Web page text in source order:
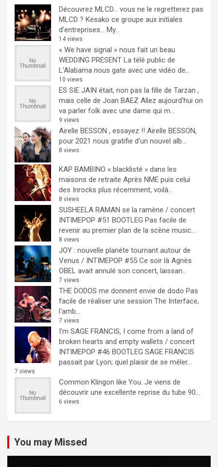
Découvrez MLCD… vous ne le regretterez pas
MLCD ? Kesako ce groupe aux initiales
d’entreprises… My...
14 views
« We have signal » nous fait un beau
WEDDING PRESENT La télé public de
L'Alabama nous gate avec une vidéo de...
10 views
ES SIE JAIN était, non pas la fille de Tarzan ,
mais celle de Joan BAEZ Allez aujourd'hui on
va parler folk avec une dame qui m...
9 views
Airelle BESSON , essayez !! Airelle BESSON,
pour 2021 nous gratifie d'un nouvel alb...
8 views
KAP BAMBINO « blacklisté » dans les
maisons de retraite Après NME puis celui
des Inrocks plus récemment, voilà...
8 views
SUSHEELA RAMAN se la ramène / concert
INTIMEPOP #51 BOOTLEG Pas facile de
revenir au premier plan de la scène music...
8 views
JOY : nouvelle planète tournant autour de
Venus / INTIMEPOP #55 Ce soir là Agnès
OBEL avait annulé son concert, laissan...
7 views
THE DODOS me donnent envie de dodo Pas
facile de réaliser une session The Interface,
l'amb...
7 views
I’m SAGE FRANCIS, I come from a land of
broken hearts and empty wallets / concert
INTIMEPOP #46 BOOTLEG SAGE FRANCIS
passait par Lyon; quel plaisir de se mêler...
7 views
Common Klingon like You. Je viens de
découvrir une excellente reprise du tube 90...
6 views
You may Missed